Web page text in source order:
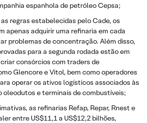
espanhola de petróleo Cepsa;
regras estabelecidas pelo Cade, os
apenas adquirir uma refinaria em cada
problemas de concentração. Além disso,
para a segunda rodada estão em
consórcios com traders de
Glencore e Vitol, bem como operadores
operar os ativos logísticos associados às
oleodutos e terminais de combustíveis;
as refinarias Refap, Repar, Rnest e
entre US$11,1 a US$12,2 bilhões,